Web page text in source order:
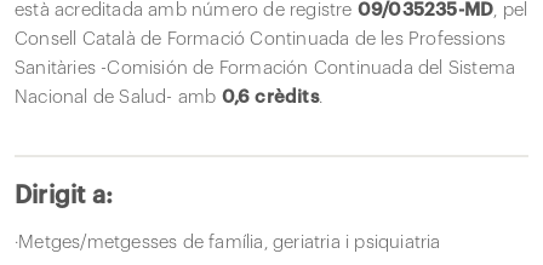
està acreditada amb número de registre 09/035235-MD, pel
Consell Català de Formació Continuada de les Professions
Sanitàries -Comisión de Formación Continuada del Sistema
Nacional de Salud- amb 0,6 crèdits.
Dirigit a:
·Metges/metgesses de família, geriatria i psiquiatria